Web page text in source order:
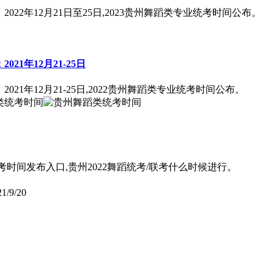
年12月21日至25日,2023贵州舞蹈类专业统考时间公布。
年12月21-25日
年12月21-25日,2022贵州舞蹈类专业统考时间公布。
间发布入口,贵州2022舞蹈统考/联考什么时候进行。
9/20